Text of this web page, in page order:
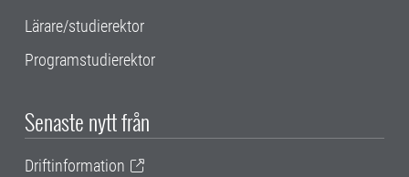
Lärare/studierektor
Programstudierektor
Senaste nytt från
Driftinformation